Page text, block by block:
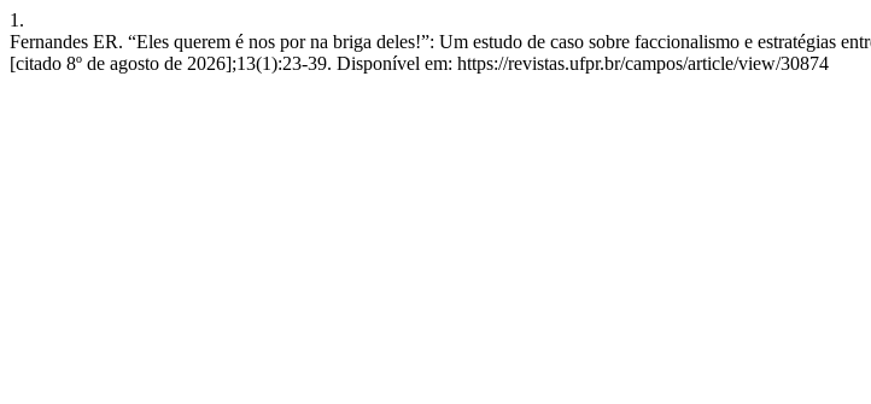
1.
Fernandes ER. “Eles querem é nos por na briga deles!”: Um estudo de caso sobre faccionalismo e estratégias
[citado 8º de agosto de 2026];13(1):23-39. Disponível em: https://revistas.ufpr.br/campos/article/view/30874